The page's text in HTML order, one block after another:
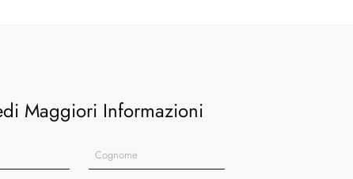
Maggiori Informazioni